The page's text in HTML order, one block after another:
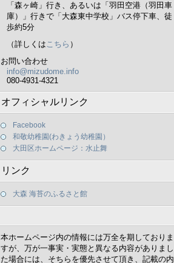
「森ヶ崎」行き、あるいは「羽田空港（羽田車
庫）」行きで「大森東中学校」バス停下車、徒
歩約5分
（詳しくはこちら ）
お問い合わせ
info@mizudome.info
080-4931-4321
オフィシャルリンク
Facebook
和敬幼稚園(わきょう幼稚園）
大田区ホームページ：水止舞
リンク
大森 海苔のふるさと館
本ホームページ内の情報には万全を期しておりま
すが、万が一事実・実態と異なる内容がありまし
た場合には、そちらを優先させて頂き、記載の内